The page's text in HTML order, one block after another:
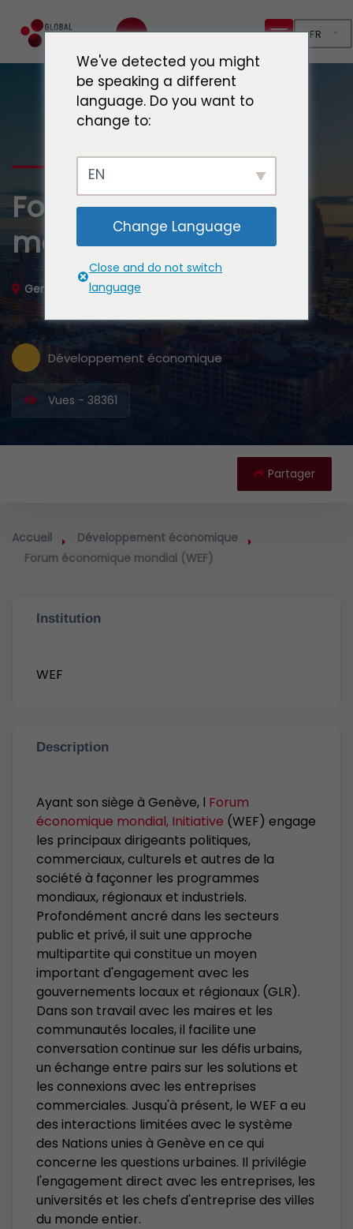
FR
Forum économique
mondial (WEF)
Genève
Développement économique
Vues - 38361
Partager
Accueil
Développement économique
Forum économique mondial (WEF)
Institution
WEF
Description
Ayant son siège à Genève, l Forum
économique mondial, Initiative (WEF) engage
les principaux dirigeants politiques,
commerciaux, culturels et autres de la
société à façonner les programmes
mondiaux, régionaux et industriels.
Profondément ancré dans les secteurs
public et privé, il suit une approche
multipartite qui constitue un moyen
important d'engagement avec les
gouvernements locaux et régionaux (GLR).
Dans son travail avec les maires et les
communautés locales, il facilite une
conversation continue sur les défis urbains,
un échange entre pairs sur les solutions et
les connexions avec les entreprises
commerciales. Jusqu'à présent, le WEF a eu
des interactions limitées avec le système
des Nations unies à Genève en ce qui
concerne les questions urbaines. Il privilégie
l'engagement direct avec les entreprises, les
universités et les chefs d'entreprise des villes
du monde entier.
We've detected you might
be speaking a different
language. Do you want to
change to:
EN
Change Language
Close and do not switch
language